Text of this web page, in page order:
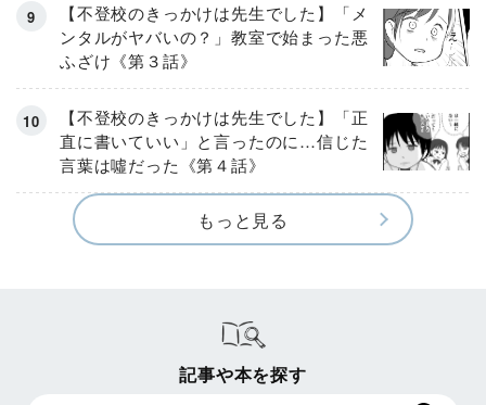
【不登校のきっかけは先生でした】「メ
ンタルがヤバいの？」教室で始まった悪
ふざけ《第３話》
【不登校のきっかけは先生でした】「正
直に書いていい」と言ったのに…信じた
言葉は噓だった《第４話》
もっと見る
記事や本を探す